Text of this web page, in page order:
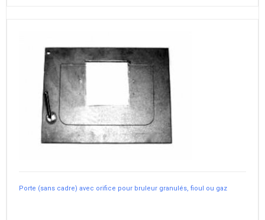
Porte (sans cadre) avec orifice pour bruleur granulés, fioul ou gaz